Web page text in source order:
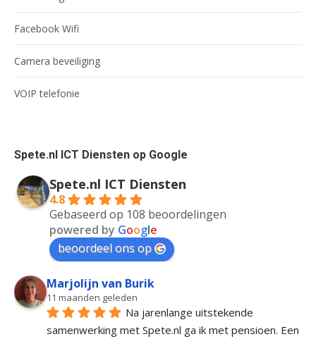
Facebook Wifi
Camera beveiliging
VOIP telefonie
Spete.nl ICT Diensten op Google
Spete.nl ICT Diensten
4.8
Gebaseerd op 108 beoordelingen
powered by Google
beoordeel ons op
Marjolijn van Burik
11 maanden geleden
Na jarenlange uitstekende
samenwerking met Spete.nl ga ik met pensioen. Een